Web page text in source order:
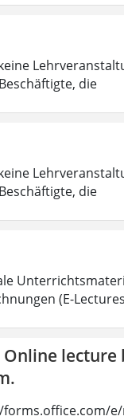
die
die
(E-
lecture
forms.office.com/